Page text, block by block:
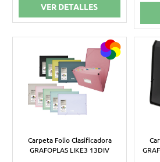
VER DETALLES
Carpeta Folio Clasificadora
GRAFOPLAS LIKE3 13DIV